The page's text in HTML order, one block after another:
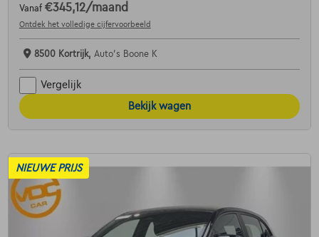
Vanaf €345,12/maand
Ontdek het volledige cijfervoorbeeld
8500 Kortrijk, Auto's Boone K
Vergelijk
Bekijk wagen
NIEUWE PRIJS